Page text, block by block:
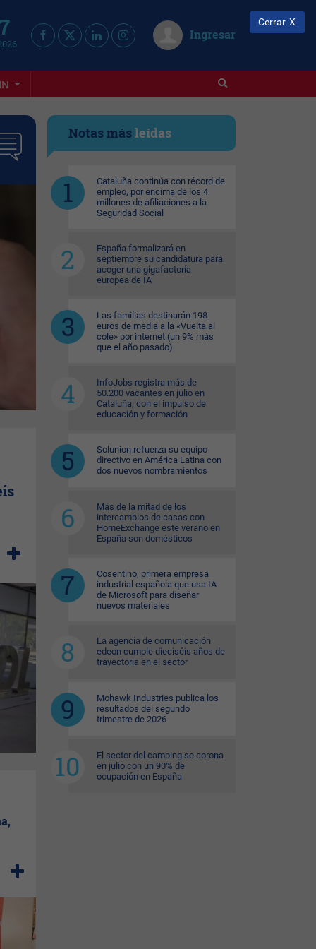
Ingresar
Notas másleídas
Cataluña continúa con récord de
empleo, por encima de los 4
millones de afiliaciones a la
Seguridad Social
España formalizará en
septiembre su candidatura para
acoger una gigafactoría
europea de IA
Las familias destinarán 198
euros de media a la «Vuelta al
cole» por internet (un 9% más
que el año pasado)
InfoJobs registra más de
50.200 vacantes en julio en
Cataluña, con el impulso de
educación y formación
Solunion refuerza su equipo
directivo en América Latina con
dos nuevos nombramientos
Más de la mitad de los
intercambios de casas con
HomeExchange este verano en
España son domésticos
Cosentino, primera empresa
industrial española que usa IA
de Microsoft para diseñar
nuevos materiales
La agencia de comunicación
edeon cumple dieciséis años de
trayectoria en el sector
Mohawk Industries publica los
resultados del segundo
trimestre de 2026
El sector del camping se corona
en julio con un 90% de
ocupación en España
Cerrar